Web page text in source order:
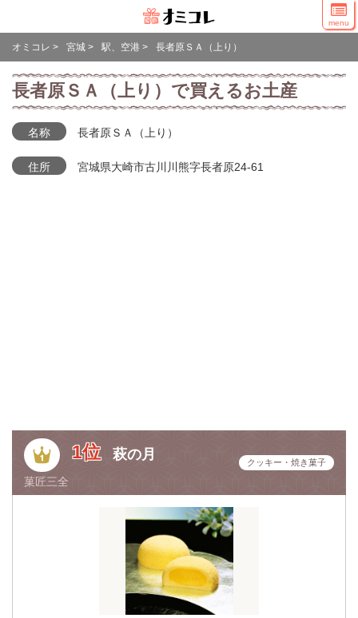
menu
オミコレ > 宮城 > 駅、空港 > 長者原ＳＡ（上り）
長者原ＳＡ（上り）で買えるお土産
名称 長者原ＳＡ（上り）
住所 宮城県大崎市古川川熊字長者原24-61
1位 萩の月
菓匠三全
クッキー・焼き菓子